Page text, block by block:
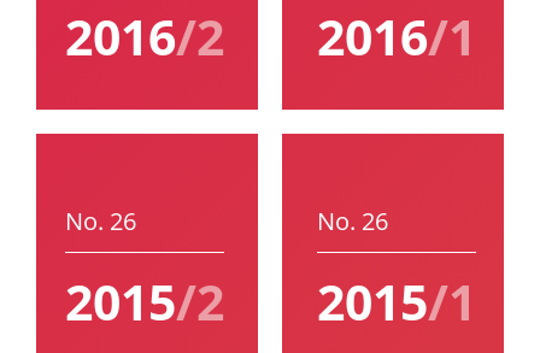
2016/2 2016/1
No. 26
2015/2
No. 26
2015/1